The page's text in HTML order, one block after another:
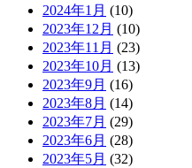
2024年1月 (10)
2023年12月 (10)
2023年11月 (23)
2023年10月 (13)
2023年9月 (16)
2023年8月 (14)
2023年7月 (29)
2023年6月 (28)
2023年5月 (32)